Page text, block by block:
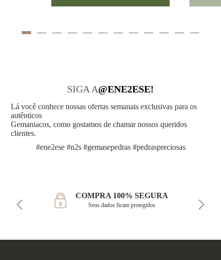
SIGA A@ENE2ESE!
Lá você conhece nossas ofertas semanais exclusivas para os
autênticos
Gemaniacos, como gostamos de chamar nossos queridos
clientes.
#ene2ese #n2s #gemasepedras #pedraspreciosas
COMPRA 100% SEGURA
Seus dados ficam protegidos